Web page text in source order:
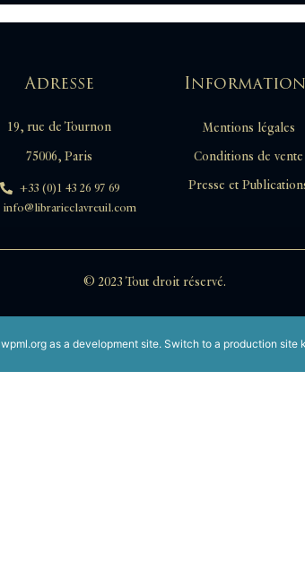
Adresse
19, rue de Tournon
75006, Paris
+33 (0)1 43 26 97 69
info@librarieclavreuil.com
Mentions légales
Conditions de vente
Presse et
© 2023 Tout droit réservé.
wpml.orgas a development site. Switch to a production site